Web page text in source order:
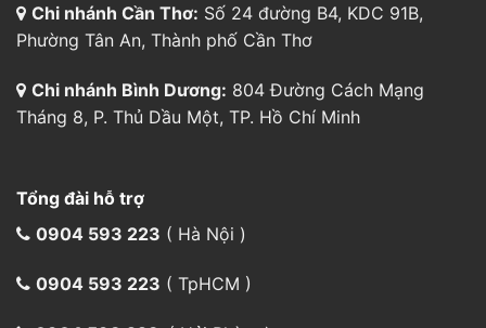
Chi nhánh Cần Thơ: Số 24 đường B4, KDC 91B,
Phường Tân An, Thành phố Cần Thơ
Chi nhánh Bình Dương: 804 Đường Cách Mạng
Tháng 8, P. Thủ Dầu Một, TP. Hồ Chí Minh
Tổng đài hỗ trợ
0904 593 223 ( Hà Nội )
0904 593 223 ( TpHCM )